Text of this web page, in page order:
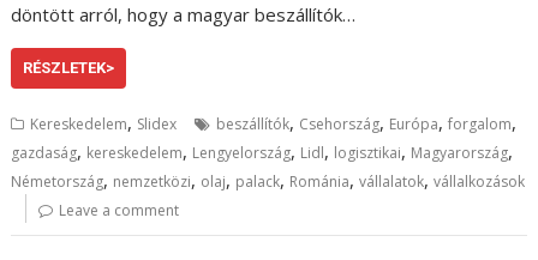
döntött arról, hogy a magyar beszállítók…
RÉSZLETEK>
Kereskedelem, Slidex beszállítók, Csehország, Európa,forgalom,
gazdaság, kereskedelem, Lengyelország, Lidl, logisztikai, Magyarország,
Németország, nemzetközi, olaj, palack, Románia,vállalatok,vállalkozások
Leave a comment